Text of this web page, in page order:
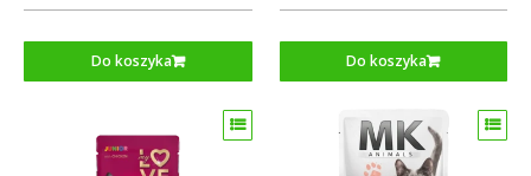
Do koszyka Do koszyka